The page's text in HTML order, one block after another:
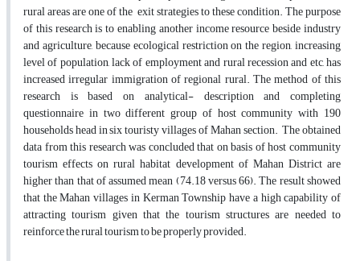
rural areas are one of the exit strategies to these condition. The purpose
of this research is to enabling another income resource beside industry
and agriculture, because ecological restriction on the region, increasing
level of population, lack of employment and rural recession and etc, has
increased irregular immigration of regional rural. The method of this
research is based on analytical- description and completing
questionnaire in two different group of host community with 190
households head in six touristy villages of Mahan section. The obtained
data from this research was concluded that on basis of host community
tourism effects on rural habitat development of Mahan District are
higher than that of assumed mean (74.18 versus 66). The result showed
that the Mahan villages in Kerman Township have a high capability of
attracting tourism given that the tourism structures are needed to
reinforce the rural tourism to be properly provided.